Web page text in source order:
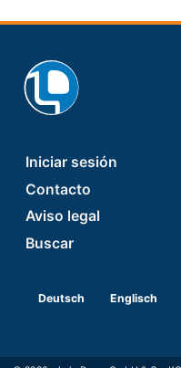
Footer
Iniciar sesión
Contacto
Aviso legal
Buscar
Deutsch Englisch